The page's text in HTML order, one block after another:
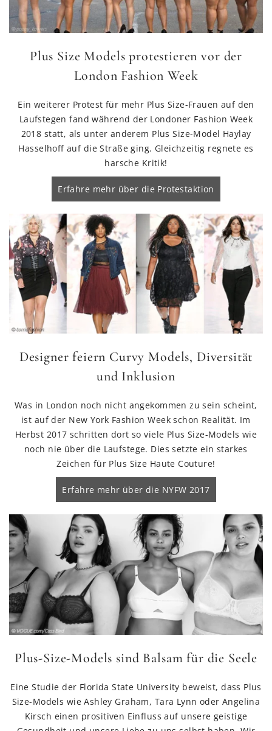
Plus Size Models protestieren vor der
London Fashion Week
Ein weiterer Protest für mehr Plus Size-Frauen auf den
Laufstegen fand während der Londoner Fashion Week
2018 statt, als unter anderem Plus Size-Model Haylay
Hasselhoff auf die Straße ging. Gleichzeitig regnete es
harsche Kritik!
Erfahre mehr über die Protestaktion
Designer feiern Curvy Models, Diversität
und Inklusion
Was in London noch nicht angekommen zu sein scheint,
ist auf der New York Fashion Week schon Realität. Im
Herbst 2017 schritten dort so viele Plus Size-Models wie
noch nie über die Laufstege. Dies setzte ein starkes
Zeichen für Plus Size Haute Couture!
Erfahre mehr über die NYFW 2017
Plus-Size-Models sind Balsam für die Seele
Eine Studie der Florida State University beweist, dass Plus
Size-Models wie Ashley Graham, Tara Lynn oder Angelina
Kirsch einen prositiven Einfluss auf unsere geistige